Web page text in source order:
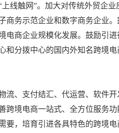
线触网”。加大对传统外贸企业
商务示范企业和数字商务企业
商企业规模化发展。鼓励引进
和分拨中心的国内外知名跨境电
、支付结汇、代运营、软件开
跨境电商一站式、全方位服务
要，培育引进各具特色的跨境